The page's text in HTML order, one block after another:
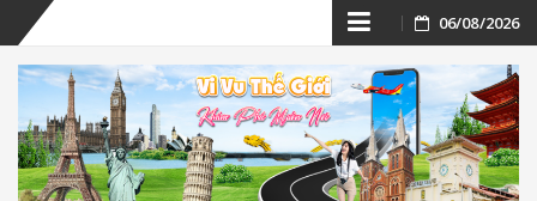
Skip
to
content
06/08/2026